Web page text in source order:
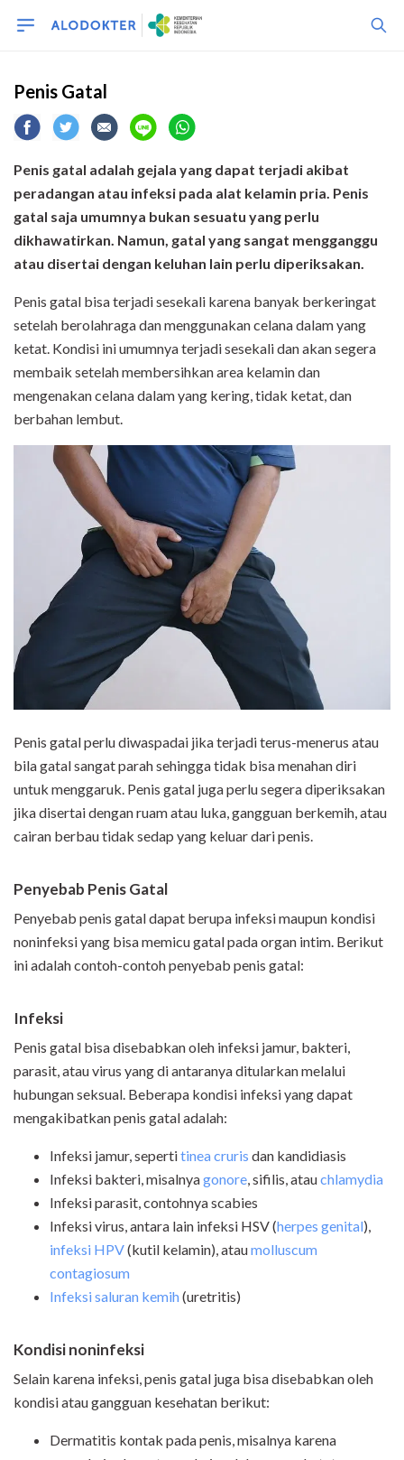
Penis Gatal
Penis gatal adalah gejala yang dapat terjadi akibat
peradangan atau infeksi pada alat kelamin pria. Penis
gatal saja umumnya bukan sesuatu yang perlu
dikhawatirkan. Namun, gatal yang sangat mengganggu
atau disertai dengan keluhan lain perlu diperiksakan.
Penis gatal bisa terjadi sesekali karena banyak berkeringat
setelah berolahraga dan menggunakan celana dalam yang
ketat. Kondisi ini umumnya terjadi sesekali dan akan segera
membaik setelah membersihkan area kelamin dan
mengenakan celana dalam yang kering, tidak ketat, dan
berbahan lembut.
Penis gatal perlu diwaspadai jika terjadi terus-menerus atau
bila gatal sangat parah sehingga tidak bisa menahan diri
untuk menggaruk. Penis gatal juga perlu segera diperiksakan
jika disertai dengan ruam atau luka, gangguan berkemih, atau
cairan berbau tidak sedap yang keluar dari penis.
Penyebab Penis Gatal
Penyebab penis gatal dapat berupa infeksi maupun kondisi
noninfeksi yang bisa memicu gatal pada organ intim. Berikut
ini adalah contoh-contoh penyebab penis gatal:
Infeksi
Penis gatal bisa disebabkan oleh infeksi jamur, bakteri,
parasit, atau virus yang di antaranya ditularkan melalui
hubungan seksual. Beberapa kondisi infeksi yang dapat
mengakibatkan penis gatal adalah:
Infeksi jamur, sepertitinea cruris dan kandidiasis
Infeksi bakteri, misalnyagonore , sifilis, atauchlamydia
Infeksi parasit, contohnya scabies
Infeksi virus, antara lain infeksi HSV (herpes genital),
infeksi HPV(kutil kelamin), ataumolluscum
contagiosum
Infeksi saluran kemih(uretritis)
Kondisi noninfeksi
Selain karena infeksi, penis gatal juga bisa disebabkan oleh
kondisi atau gangguan kesehatan berikut:
Dermatitis kontak pada penis, misalnya karena